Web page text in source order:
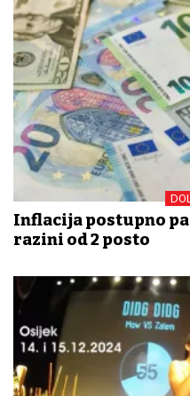
Inflacija postupno
razini od 2 posto